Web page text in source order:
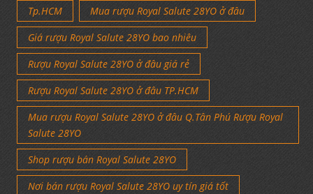
Tp.HCM
Mua rượu Royal Salute 28YO ở đâu
Giá rượu Royal Salute 28YO bao nhiêu
Rượu Royal Salute 28YO ở đâu giá rẻ
Rượu Royal Salute 28YO ở đâu TP.HCM
Mua rượu Royal Salute 28YO ở đâu Q.Tân Phú Rượu Royal
Salute 28YO
Shop rượu bán Royal Salute 28YO
Nơi bán rượu Royal Salute 28YO uy tín giá tốt